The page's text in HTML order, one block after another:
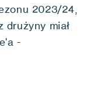
2023/24,
drużyny miał
-